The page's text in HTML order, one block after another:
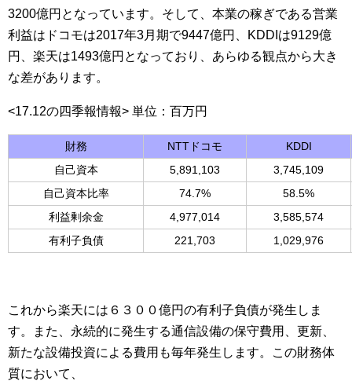
3200億円となっています。そして、本業の稼ぎである営業
利益はドコモは2017年3月期で9447億円、KDDIは9129億
円、楽天は1493億円となっており、あらゆる観点から大き
な差があります。
<17.12の四季報情報> 単位：百万円
財務 NTTドコモ
KDDI
自己資本
5,891,103
3,745,109
自己資本比率
74.7%
58.5%
利益剰余金
4,977,014
3,585,574
有利子負債
221,703 1,029,976
これから楽天には６３００億円の有利子負債が発生しま
す。また、永続的に発生する通信設備の保守費用、更新、
新たな設備投資による費用も毎年発生します。この財務体
質において、